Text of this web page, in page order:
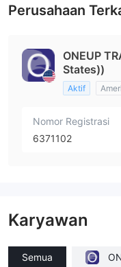
Perusahaan
ONEUP
States))
Aktif
Nomor Registrasi
6371102
Karyawan
Semua